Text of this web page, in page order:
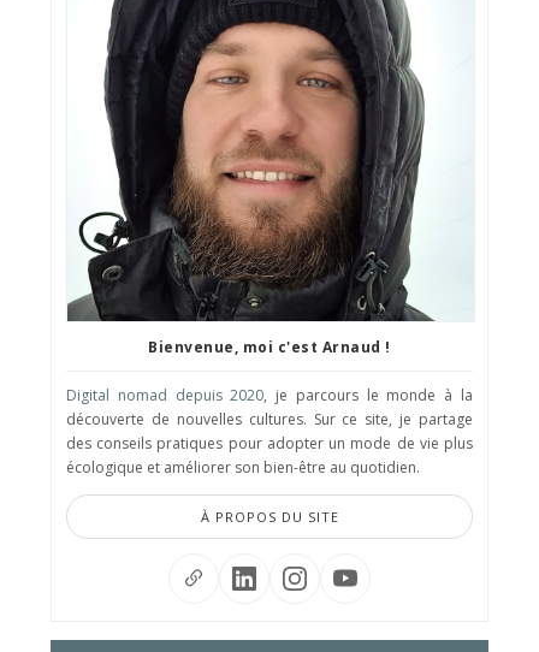
Bienvenue, moi c'est Arnaud !
Digital nomad depuis 2020, je parcours le monde à la
découverte de nouvelles cultures. Sur ce site, je partage
des conseils pratiques pour adopter un mode de vie plus
écologique et améliorer son bien-être au quotidien.
À PROPOS DU SITE